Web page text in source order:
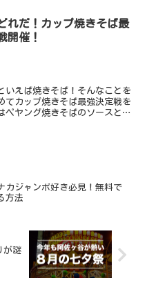
れだ！カップ焼きそば最
開催！
いえば焼きそば！そんなことを
てカップ焼きそば最強決定戦を
ペヤング焼きそばのソースと
カジャンボ好き必見！無料で
方法
が謎